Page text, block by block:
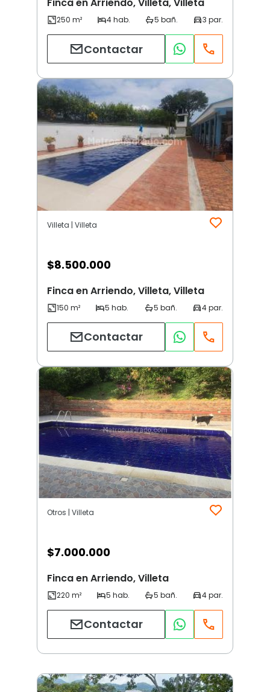
Finca en Arriendo, Villeta, Villeta
Contactar
Villeta | Villeta
$8.500.000
Finca en Arriendo, Villeta, Villeta
Contactar
Otros | Villeta
$7.000.000
Finca en Arriendo, Villeta
Contactar